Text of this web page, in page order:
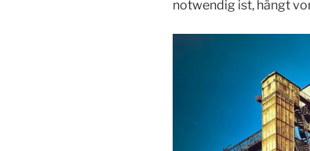
notwendig ist, hängt